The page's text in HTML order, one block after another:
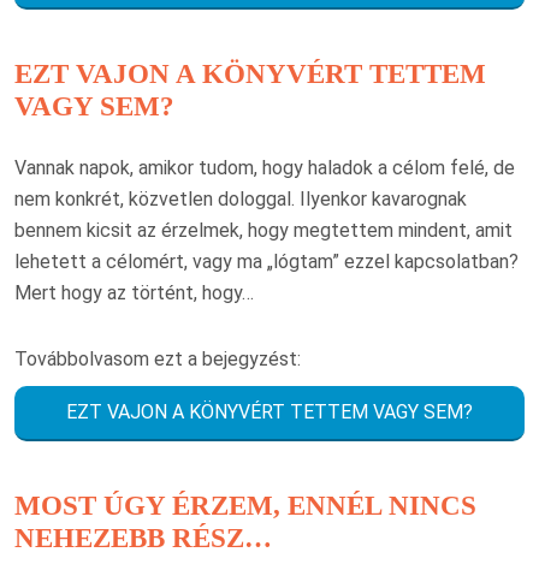
EZT VAJON A KÖNYVÉRT TETTEM
VAGY SEM?
Vannak napok, amikor tudom, hogy haladok a célom felé, de
nem konkrét, közvetlen dologgal. Ilyenkor kavarognak
bennem kicsit az érzelmek, hogy megtettem mindent, amit
lehetett a célomért, vagy ma „lógtam” ezzel kapcsolatban?
Mert hogy az történt, hogy…
Továbbolvasom ezt a bejegyzést:
EZT VAJON A KÖNYVÉRT TETTEM VAGY SEM?
MOST ÚGY ÉRZEM, ENNÉL NINCS
NEHEZEBB RÉSZ…